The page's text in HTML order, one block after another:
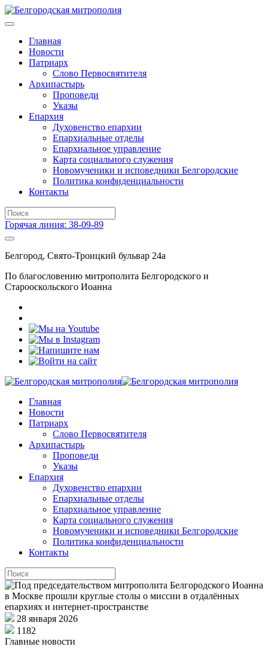
Главная
Новости
Патриарх
Слово Первосвятителя
Архипастырь
Проповеди
Указы
Епархия
Духовенство епархии
Епархиальные отделы
Епархиальное управление
Карта социального служения
Новомученики и исповедники Белгородские
Политика конфиденциальности
Контакты
Горячая линия: 38-09-89
Белгород, Свято-Троицкий бульвар 24а
По благословению митрополита Белгородского и
Старооскольского Иоанна
Главная
Новости
Патриарх
Слово Первосвятителя
Архипастырь
Проповеди
Указы
Епархия
Духовенство епархии
Епархиальные отделы
Епархиальное управление
Карта социального служения
Новомученики и исповедники Белгородские
Политика конфиденциальности
Контакты
28 января 2026
1182
Главные новости